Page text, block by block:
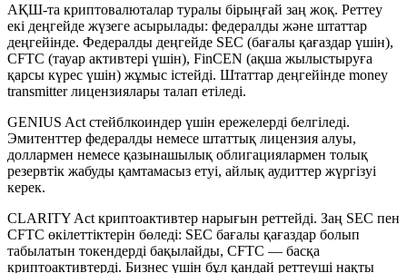
АҚШ-та криптовалюталар туралы бірыңғай заң жоқ. Реттеу
екі деңгейде жүзеге асырылады: федералды және штаттар
деңгейінде. Федералды деңгейде SEC (бағалы қағаздар үшін),
CFTC (тауар активтері үшін), FinCEN (ақша жылыстыруға
қарсы күрес үшін) жұмыс істейді. Штаттар деңгейінде money
transmitter лицензиялары талап етіледі.
GENIUS Act стейблкоиндер үшін ережелерді белгіледі.
Эмитенттер федералды немесе штаттық лицензия алуы,
доллармен немесе қазынашылық облигациялармен толық
резервтік жабуды қамтамасыз етуі, айлық аудиттер жүргізуі
керек.
CLARITY Act криптоактивтер нарығын реттейді. Заң SEC пен
CFTC өкілеттіктерін бөледі: SEC бағалы қағаздар болып
табылатын токендерді бақылайды, CFTC — басқа
криптоактивтерді. Бизнес үшін бұл қандай реттеуші нақты